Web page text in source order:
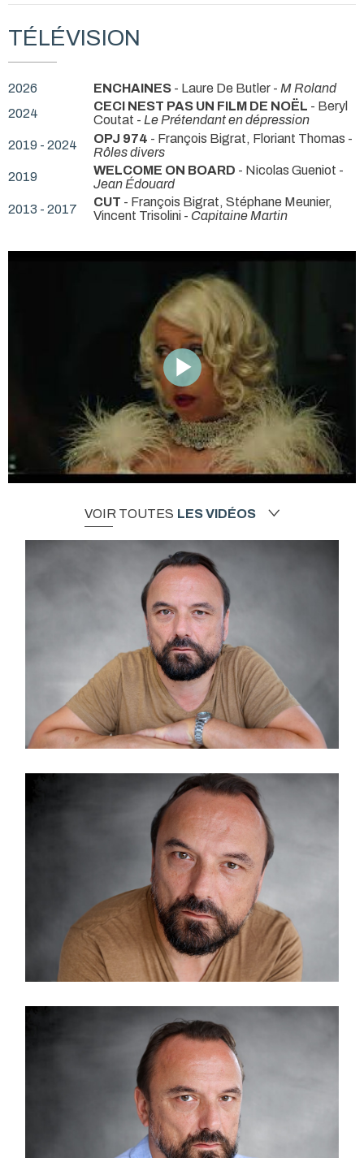
VOIR TOUTES LES VIDÉOS
TÉLÉVISION
2026 ENCHAINES - Laure De Butler - M Roland
2024
CECI NEST PAS UN FILM DE NOËL - Beryl
Coutat - Le Prétendant en dépression
2019 - 2024
OPJ 974 - François Bigrat, Floriant Thomas -
Rôles divers
2019
WELCOME ON BOARD - Nicolas Gueniot -
Jean Édouard
2013 - 2017
CUT - François Bigrat, Stéphane Meunier,
Vincent Trisolini - Capitaine Martin